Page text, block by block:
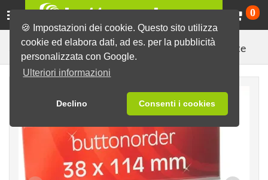
🍪 Impostazioni dei cookie. Questo sito utilizza
cookie ed elabora dati, ad es. per la pubblicità
personalizzata con Google.
Ulteriori informazioni
Declino Consenti i cookies
0
Spille pronte con disegni vari Spille in bianco Calamite